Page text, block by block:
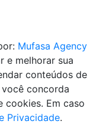
Mufasa Agency
e melhorar sua
conteúdos de
concorda
cookies. Em caso
Privacidade.